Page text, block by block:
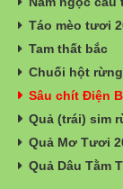
Táo mèo tươi
Tam thất bắc
Chuối hột rừng
Sâu chít Điện
Quả (trái) sim
Quả Mơ Tươi
Quả Dâu Tằm